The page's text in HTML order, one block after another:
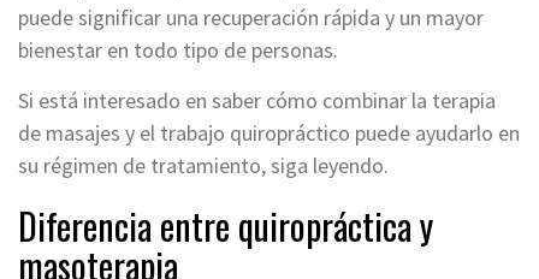
puede significar una recuperación rápida y un mayor
bienestar en todo tipo de personas.
Si está interesado en saber cómo combinar la terapia
de masajes y el trabajo quiropráctico puede ayudarlo en
su régimen de tratamiento, siga leyendo.
Diferencia entre quiropráctica y
masoterapia